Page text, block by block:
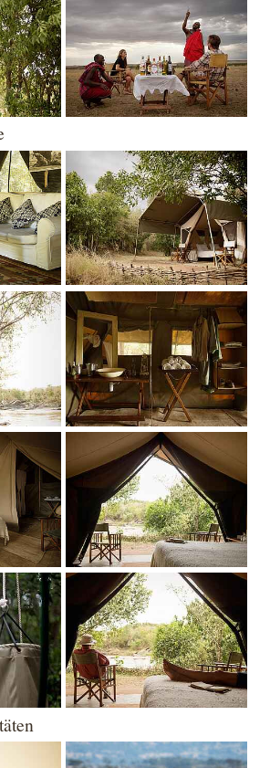
Show larger version
Show larger version
Show larger version
Show larger version
Show larger version